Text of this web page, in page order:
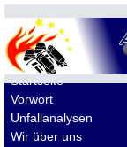
Startseite
Vorwort
Unfallanalysen
Wir über uns